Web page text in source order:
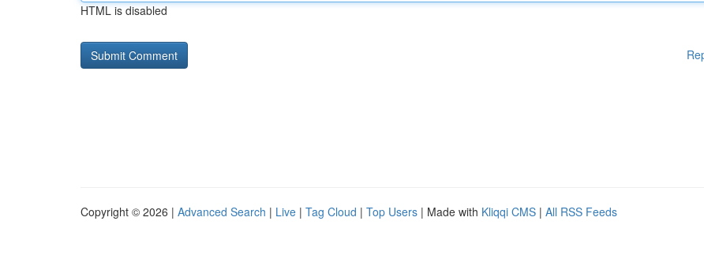
HTML is disabled
Copyright © 2026 | Advanced Search | Live | Tag Cloud | Top Users | Made with Kliqqi CMS | All RSS Feeds